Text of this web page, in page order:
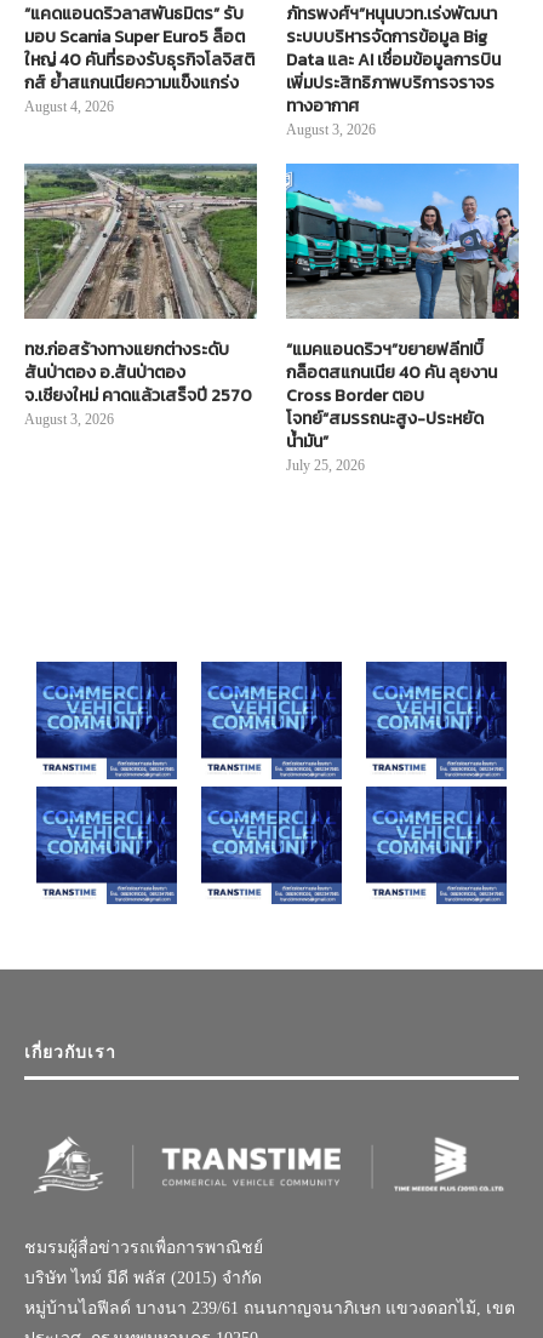
“แคดแอนดริวลาสพันธมิตร” รับ
มอบ Scania Super Euro5 ล็อต
ใหญ่ 40 คันที่รองรับธุรกิจโลจิสติ
กส์ ย้ำสแกนเนียความแข็งแกร่ง
August 4, 2026
ภัทรพงศ์ฯ”หนุนบวท.เร่งพัฒนา
ระบบบริหารจัดการข้อมูล Big
Data และ AI เชื่อมข้อมูลการบิน
เพิ่มประสิทธิภาพบริการจราจร
ทางอากาศ
August 3, 2026
ทช.ก่อสร้างทางแยกต่างระดับ
สันป่าตอง อ.สันป่าตอง
จ.เชียงใหม่ คาดแล้วเสร็จปี 2570
August 3, 2026
“แมคแอนดริวฯ”ขยายฟลีท!บิ๊
กล็อตสแกนเนีย 40 คัน ลุยงาน
Cross Border ตอบ
โจทย์“สมรรถนะสูง-ประหยัด
น้ำมัน”
July 25, 2026
เกี่ยวกับเรา
ชมรมผู้สื่อข่าวรถเพื่อการพาณิชย์
บริษัท ไทม์ มีดี พลัส (2015) จำกัด
หมู่บ้านไอฟีลด์ บางนา 239/61 ถนนกาญจนาภิเษก แขวงดอกไม้, เขต